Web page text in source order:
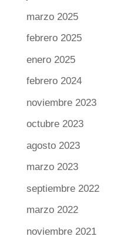
marzo 2025
febrero 2025
enero 2025
febrero 2024
noviembre 2023
octubre 2023
agosto 2023
marzo 2023
septiembre 2022
marzo 2022
noviembre 2021